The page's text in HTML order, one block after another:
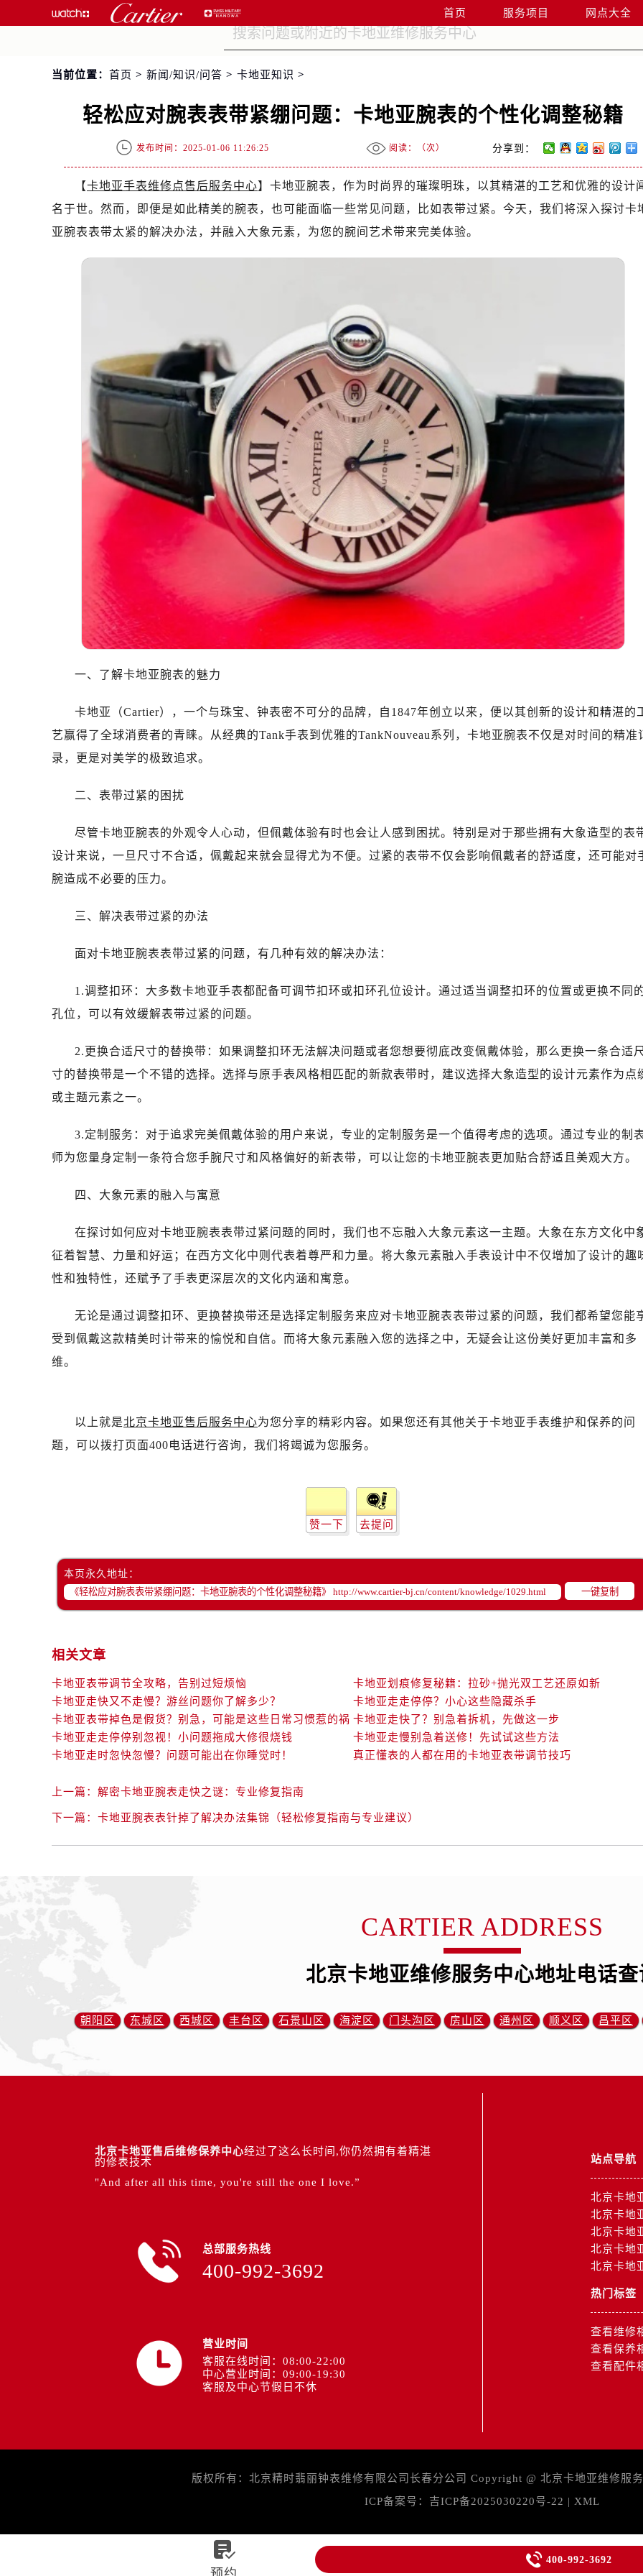
首页 服务项目 网点大全
当前位置： 首页 > 新闻/知识/问答 > 卡地亚知识 >
轻松应对腕表表带紧绷问题：卡地亚腕表的个性化调整秘籍
发布时间：2025-01-06 11:26:25 阅读：（次） 分享到：
【卡地亚手表维修点售后服务中心】卡地亚腕表，作为时尚界的璀璨明珠，以其精湛的工艺和优雅的设计
名于世。然而，即便是如此精美的腕表，也可能面临一些常见问题，比如表带过紧。今天，我们将深入探讨卡
亚腕表表带太紧的解决办法，并融入大象元素，为您的腕间艺术带来完美体验。
一、了解卡地亚腕表的魅力
卡地亚（Cartier），一个与珠宝、钟表密不可分的品牌，自1847年创立以来，便以其创新的设计和精湛的
艺赢得了全球消费者的青睐。从经典的Tank手表到优雅的TankNouveau系列，卡地亚腕表不仅是对时间的精准
录，更是对美学的极致追求。
二、表带过紧的困扰
尽管卡地亚腕表的外观令人心动，但佩戴体验有时也会让人感到困扰。特别是对于那些拥有大象造型的表
设计来说，一旦尺寸不合适，佩戴起来就会显得尤为不便。过紧的表带不仅会影响佩戴者的舒适度，还可能对
腕造成不必要的压力。
三、解决表带过紧的办法
面对卡地亚腕表表带过紧的问题，有几种有效的解决办法：
1.调整扣环：大多数卡地亚手表都配备可调节扣环或扣环孔位设计。通过适当调整扣环的位置或更换不同
孔位，可以有效缓解表带过紧的问题。
2.更换合适尺寸的替换带：如果调整扣环无法解决问题或者您想要彻底改变佩戴体验，那么更换一条合适
寸的替换带是一个不错的选择。选择与原手表风格相匹配的新款表带时，建议选择大象造型的设计元素作为点
或主题元素之一。
3.定制服务：对于追求完美佩戴体验的用户来说，专业的定制服务是一个值得考虑的选项。通过专业的制
师为您量身定制一条符合您手腕尺寸和风格偏好的新表带，可以让您的卡地亚腕表更加贴合舒适且美观大方。
四、大象元素的融入与寓意
在探讨如何应对卡地亚腕表表带过紧问题的同时，我们也不忘融入大象元素这一主题。大象在东方文化中
征着智慧、力量和好运；在西方文化中则代表着尊严和力量。将大象元素融入手表设计中不仅增加了设计的趣
性和独特性，还赋予了手表更深层次的文化内涵和寓意。
无论是通过调整扣环、更换替换带还是选择定制服务来应对卡地亚腕表表带过紧的问题，我们都希望您能
受到佩戴这款精美时计带来的愉悦和自信。而将大象元素融入您的选择之中，无疑会让这份美好更加丰富和多
维。
以上就是北京卡地亚售后服务中心为您分享的精彩内容。如果您还有其他关于卡地亚手表维护和保养的问
题，可以拨打页面400电话进行咨询，我们将竭诚为您服务。
赞一下 去提问
本页永久地址：
一键复制
相关文章
卡地亚表带调节全攻略，告别过短烦恼
卡地亚划痕修复秘籍：拉砂+抛光双工艺还原如新
卡地亚走快又不走慢？游丝问题你了解多少？
卡地亚走走停停？小心这些隐藏杀手
卡地亚表带掉色是假货？别急，可能是这些日常习惯惹的祸 卡地亚走快了？别急着拆机，先做这一步
卡地亚走走停停别忽视！小问题拖成大修很烧钱
卡地亚走慢别急着送修！先试试这些方法
卡地亚走时忽快忽慢？问题可能出在你睡觉时！
真正懂表的人都在用的卡地亚表带调节技巧
上一篇： 解密卡地亚腕表走快之谜：专业修复指南
下一篇： 卡地亚腕表表针掉了解决办法集锦（轻松修复指南与专业建议）
CARTIER ADDRESS
北京卡地亚维修服务中心地址电话查
朝阳区 东城区 西城区 丰台区 石景山区 海淀区 门头沟区 房山区 通州区 顺义区 昌平区
北京卡地亚售后维修保养中心经过了这么长时间,你仍然拥有着精湛
的修表技术
"And after all this time, you're still the one I love.”
总部服务热线
400-992-3692
营业时间
客服在线时间：08:00-22:00
中心营业时间：09:00-19:30
客服及中心节假日不休
站点导航
北京卡地
北京卡地
北京卡地
北京卡地
北京卡地
热门标签
查看维修
查看保养
查看配件
版权所有：北京精时翡丽钟表维修有限公司长春分公司 Copyright @ 北京卡地亚维修服
ICP备案号： 吉ICP备2025030220号-22 | XML

预约
 400-992-3692